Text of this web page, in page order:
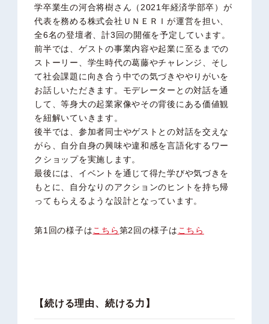
学卒業生の河合将樹さん（2021年経済学部卒）が
代表を務める株式会社ＵＮＥＲＩが運営を担い、
全6名の登壇者、計3回の開催を予定しています。
前半では、ゲストの事業内容や起業に至るまでの
ストーリー、学生時代の葛藤やチャレンジ、そし
て社会課題に向き合う中での気づきややりがいを
お話しいただきます。モデレーターとの対話を通
して、等身大の起業家像やその背後にある価値観
を紐解いていきます。
後半では、参加者同士やゲストとの対話を交えな
がら、自分自身の興味や違和感を言語化するワー
クショップを実施します。
最後には、イベントを通じて得た学びや気づきを
もとに、自分なりのアクションのヒントを持ち帰
ってもらえるような設計となっています。
第1回の様子はこちら第2回の様子は こちら
【続ける理由、続ける力】